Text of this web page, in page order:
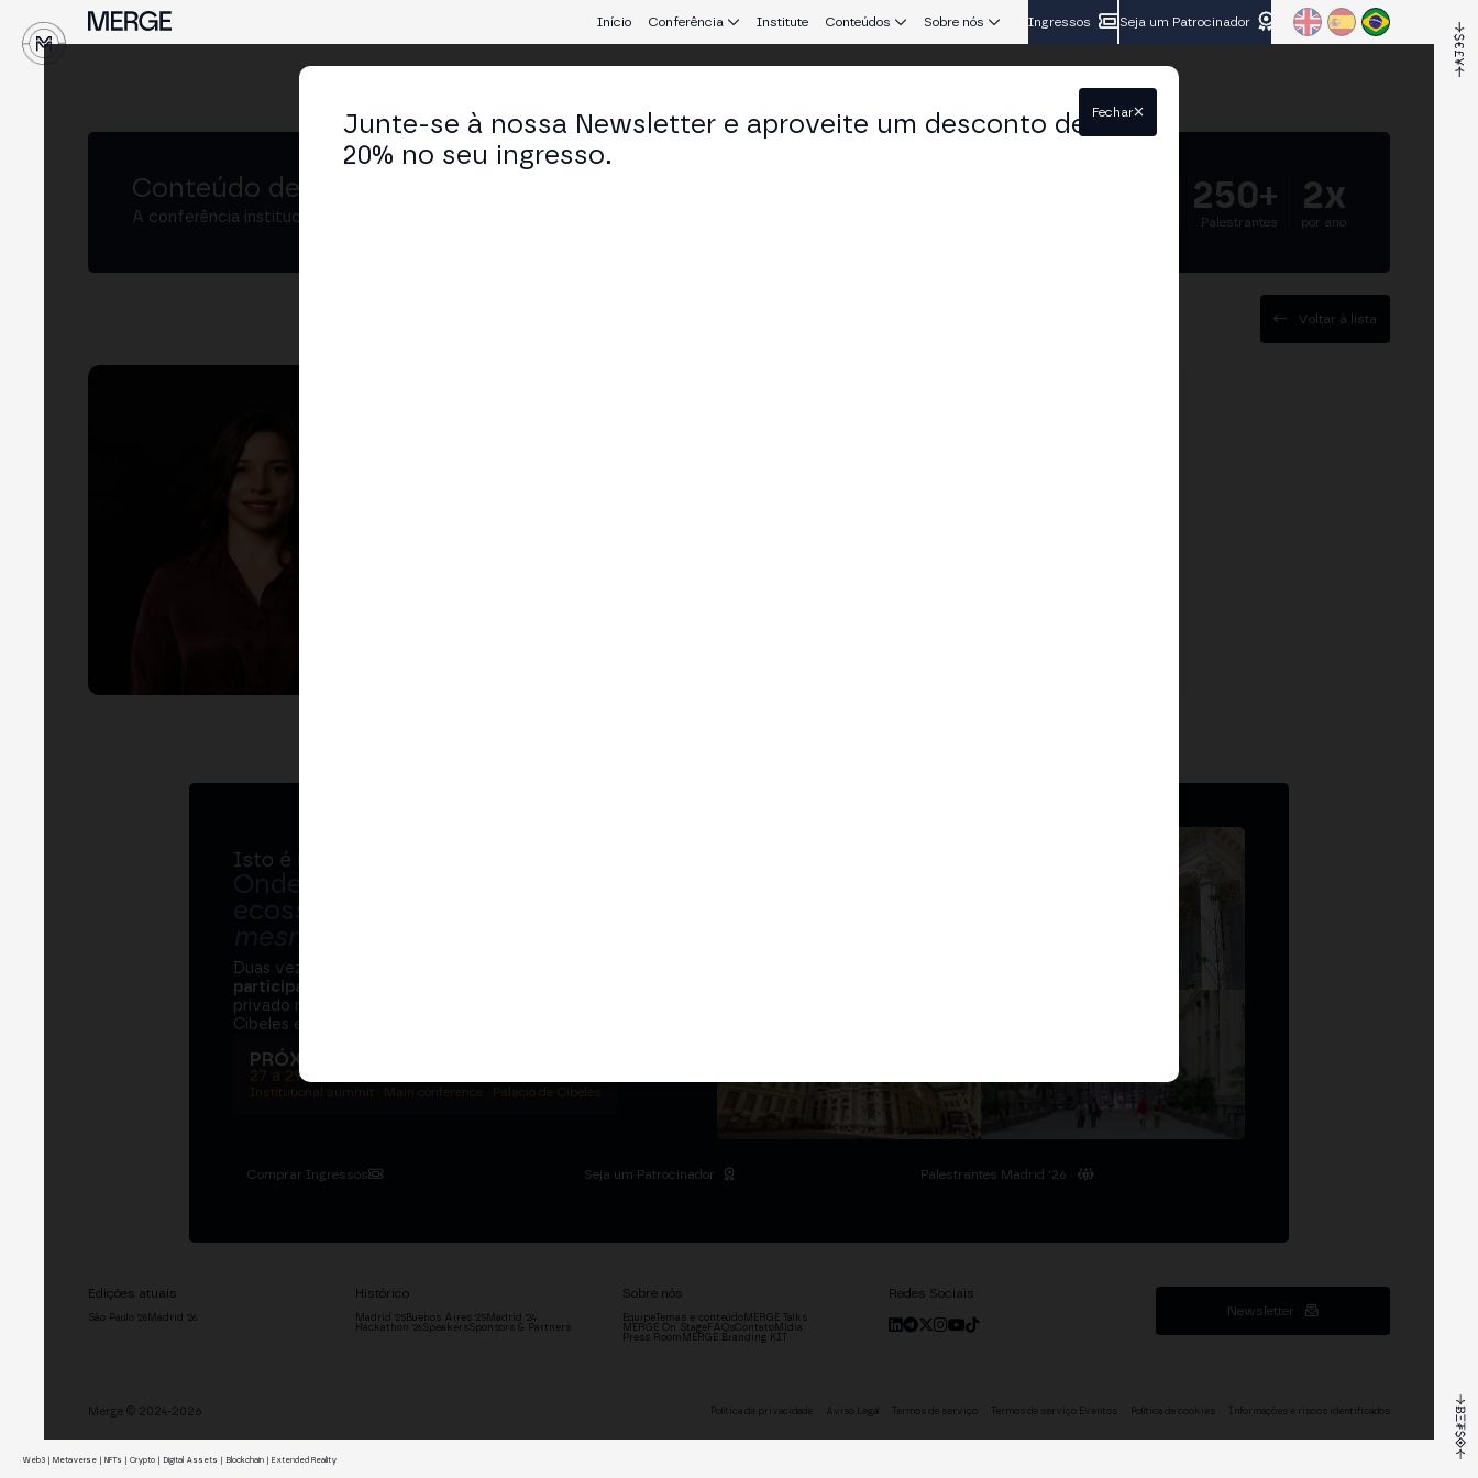
Início Conferência Institute Conteúdos Sobre nós Ingressos Seja um Patrocinador
Conteúdo de MERGE
A conferência institucional de cripto e Web3 que conecta Europa e América Latina.
250+
Palestrantes
2x
por ano
Voltar à lista
Isto é MERGE
Onde bancos, reguladores e o
ecossistema cripto se sentam na
mesma mesa
Duas vezes por ano, o MERGE reúne
participantes
privado na Bolsa de Madrid, dois dias no Palácio de
Cibeles e o networking que move o setor.
PRÓXIMA EDIÇÃO → MADRID
27 a 29 de outubro de 2026
Institutional summit · Main conference · Palacio de Cibeles
Comprar Ingressos Seja um Patrocinador Palestrantes Madrid '26
Edições atuais
São Paulo '26 Madrid '26
Histórico
Madrid '25Buenos Aires '25Madrid '24
Hackathon '26 SpeakersSponsors & Partners
Sobre nós
EquipeTemas e conteúdoMERGE Talks
MERGE On StageFAQsContatoMídia
Press Room MERGE Branding KIT
Redes Sociais
Newsletter
Junte-se à nossa Newsletter e aproveite um desconto de
20% no seu ingresso.
Fechar
Merge © 2024-2026 Política de privacidade Aviso Legal Termos de serviço Termos de serviço Eventos Política de cookies Informações e riscos identificados
Web3 | Metaverse | NFTs | Crypto | Digital Assets | Blockchain | Extended Reality